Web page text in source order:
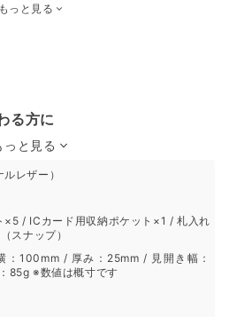
もっと見る
る方に
っと見る
レザー）
×5 / ICカード用収納ポケット×1 / 札入れ
スナップ）
：100mm / 厚み：25mm / 見開き幅：
85g ※数値は概寸です